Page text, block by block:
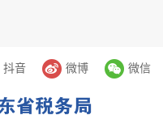
抖音 微博 微信